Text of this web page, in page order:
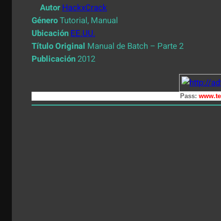
Autor HackxCrack
GéneroTutorial, Manual
Ubicación EE.UU.
Título Original Manual de Batch – Parte 2
Publicación 2012
Pass: